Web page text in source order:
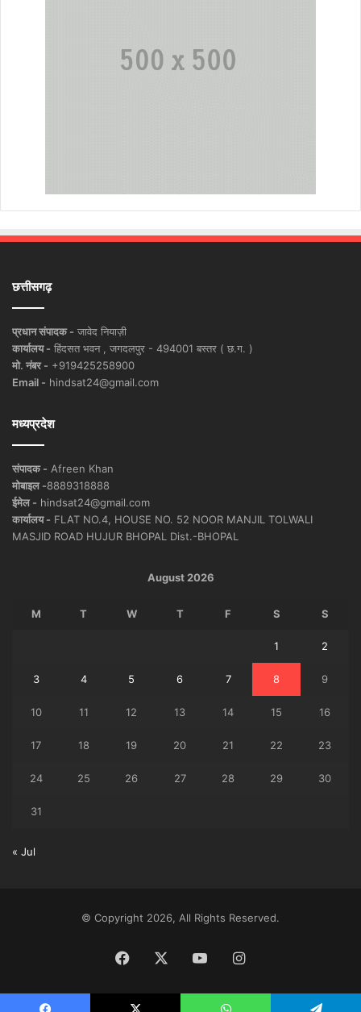
छत्तीसगढ़
प्रधान संपादक - जावेद नियाज़ी
कार्यालय - हिंदसत भवन , जगदलपुर - 494001 बस्तर ( छ.ग. )
मो. नंबर - +919425258900
Email - hindsat24@gmail.com
मध्यप्रदेश
संपादक - Afreen Khan
मोबाइल -8889318888
ईमेल - hindsat24@gmail.com
कार्यालय - FLAT NO.4, HOUSE NO. 52 NOOR MANJIL TOLWALI
MASJID ROAD HUJUR BHOPAL Dist.-BHOPAL
August 2026
M T W T F S S
1 2
3 4 5 6 7 8 9
10 11 12 13 14 15 16
17 18 19 20 21 22 23
24 25 26 27 28 29 30
31
« Jul
© Copyright 2026, All Rights Reserved.
Facebook YouTubeInstagram